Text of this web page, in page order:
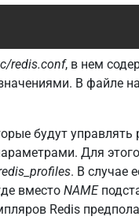
redis.conf, в нем
В файле
будут
Для
. В случае
вместо NAME
Redis